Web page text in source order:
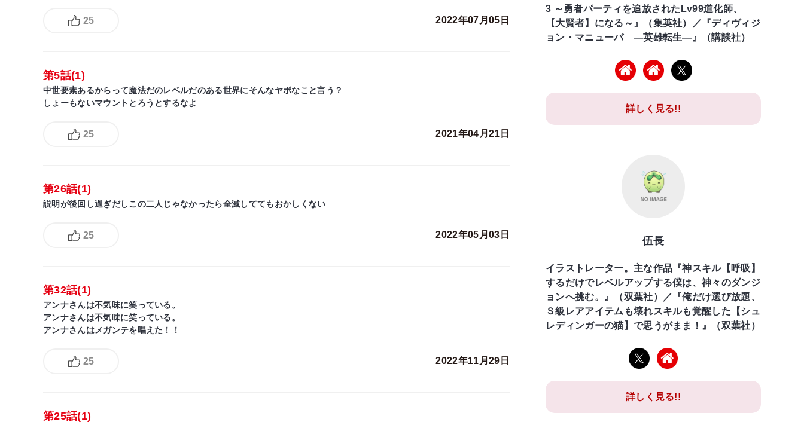
25 2022年07月05日
第5話(1)
中世要素あるからって魔法だのレベルだのある世界にそんなヤボなこと言う？
しょーもないマウントとろうとするなよ
25 2021年04月21日
第26話(1)
説明が後回し過ぎだしこの二人じゃなかったら全滅しててもおかしくない
25 2022年05月03日
第32話(1)
アンナさんは不気味に笑っている。
アンナさんは不気味に笑っている。
アンナさんはメガンテを唱えた！！
25 2022年11月29日
第25話(1)
3 ～勇者パーティを追放されたLv99道化師、
【大賢者】になる～』（集英社）／『ディヴィジ
ョン・マニューバ ―英雄転生―』（講談社）
詳しく見る!!
伍長
イラストレーター。主な作品『神スキル【呼吸】
するだけでレベルアップする僕は、神々のダンジ
ョンへ挑む。』（双葉社）／『俺だけ選び放題、
Ｓ級レアアイテムも壊れスキルも覚醒した【シュ
レディンガーの猫】で思うがまま！』（双葉社）
詳しく見る!!